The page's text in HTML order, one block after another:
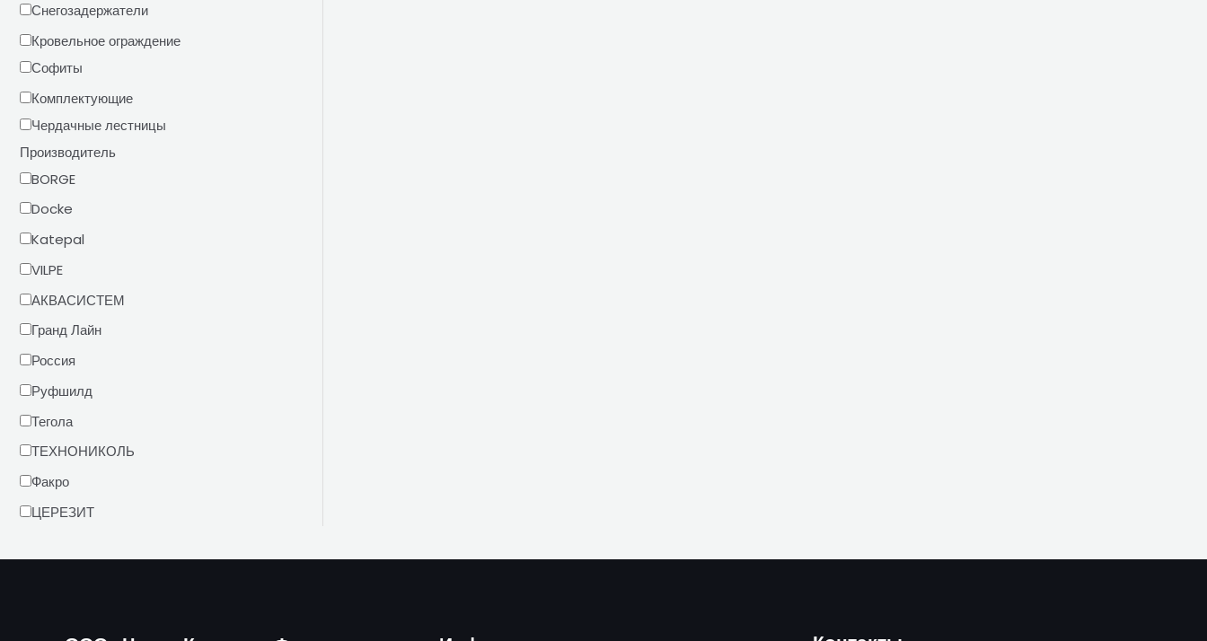
Снегозадержатели
Кровельное ограждение
Софиты
Комплектующие
Чердачные лестницы
Производитель
BORGE
Docke
Katepal
VILPE
АКВАСИСТЕМ
Гранд Лайн
Россия
Руфшилд
Тегола
ТЕХНОНИКОЛЬ
Факро
ЦЕРЕЗИТ